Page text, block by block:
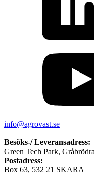
info@agrovast.se
Besöks-/ Leveransadress:
Green Tech Park,
Postadress:
Box 63, 532 21 SKARA